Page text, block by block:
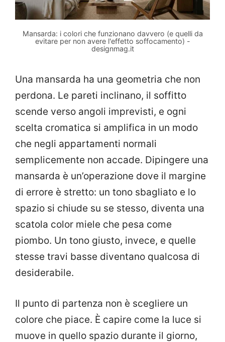
Mansarda: i colori che funzionano davvero (e quelli da
evitare per non avere l'effetto soffocamento) -
designmag.it
Una mansarda ha una geometria che non
perdona. Le pareti inclinano, il soffitto
scende verso angoli imprevisti, e ogni
scelta cromatica si amplifica in un modo
che negli appartamenti normali
semplicemente non accade. Dipingere una
mansarda è un’operazione dove il margine
di errore è stretto: un tono sbagliato e lo
spazio si chiude su se stesso, diventa una
scatola color miele che pesa come
piombo. Un tono giusto, invece, e quelle
stesse travi basse diventano qualcosa di
desiderabile.
Il punto di partenza non è scegliere un
colore che piace. È capire come la luce si
muove in quello spazio durante il giorno,